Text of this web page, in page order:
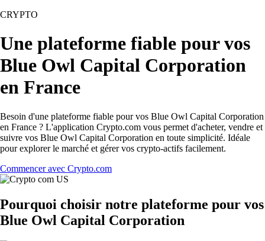
CRYPTO
Une plateforme fiable pour vos
Blue Owl Capital Corporation
en France
Besoin d'une plateforme fiable pour vos Blue Owl Capital Corporation
en France ? L'application Crypto.com vous permet d'acheter, vendre et
suivre vos Blue Owl Capital Corporation en toute simplicité. Idéale
pour explorer le marché et gérer vos crypto-actifs facilement.
Commencer avec Crypto.com
Pourquoi choisir notre plateforme pour vos
Blue Owl Capital Corporation